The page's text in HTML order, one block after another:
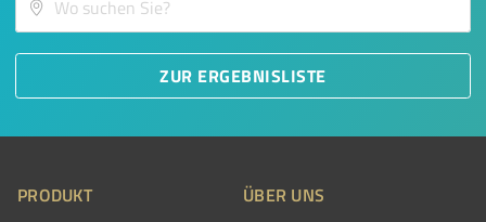
ZUR ERGEBNISLISTE
PRODUKT ÜBER UNS